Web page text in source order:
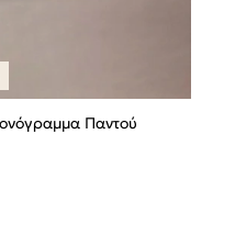
Παντού